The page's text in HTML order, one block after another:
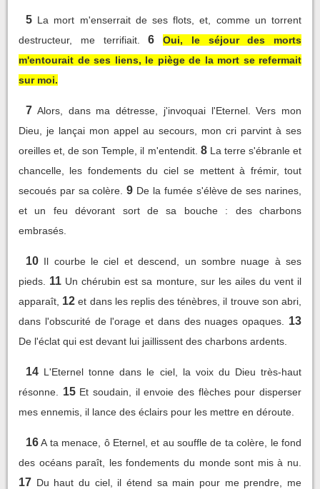
5 La mort m'enserrait de ses flots, et, comme un torrent
destructeur, me terrifiait.
6
Oui, le séjour des morts
m'entourait de ses liens, le piège de la mort se refermait
sur moi.
7 Alors, dans ma détresse, j'invoquai l'Eternel. Vers mon
Dieu, je lançai mon appel au secours, mon cri parvint à ses
oreilles et, de son Temple, il m'entendit. 8 La terre s'ébranle et
chancelle, les fondements du ciel se mettent à frémir, tout
secoués par sa colère. 9 De la fumée s'élève de ses narines,
et un feu dévorant sort de sa bouche : des charbons
embrasés.
10 Il courbe le ciel et descend, un sombre nuage à ses
pieds.
11 Un chérubin est sa monture, sur les ailes du vent il
apparaît, 12 et dans les replis des ténèbres, il trouve son abri,
dans l'obscurité de l'orage et dans des nuages opaques.
13
De l'éclat qui est devant lui jaillissent des charbons ardents.
14 L'Eternel tonne dans le ciel, la voix du Dieu très-haut
résonne.
15 Et soudain, il envoie des flèches pour disperser
mes ennemis, il lance des éclairs pour les mettre en déroute.
16 A ta menace, ô Eternel, et au souffle de ta colère, le fond
des océans paraît, les fondements du monde sont mis à nu.
17 Du haut du ciel, il étend sa main pour me prendre, me